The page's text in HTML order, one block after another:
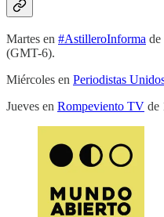
Martes en #AstilleroInforma de
(GMT-6).
Miércoles en Periodistas
Jueves en Rompeviento TV de